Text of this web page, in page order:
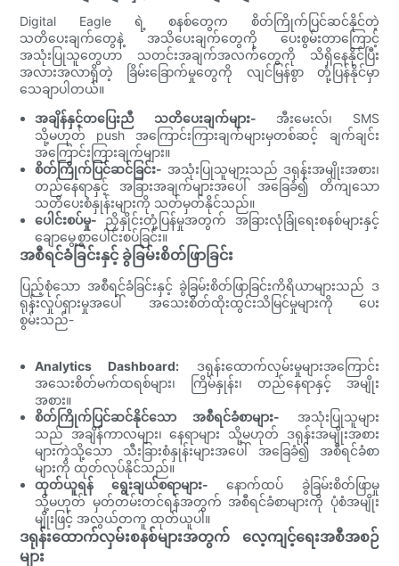
Digital Eagle ရဲ့ စနစ်တွေက စိတ်ကြိုက်ပြင်ဆင်နိုင်တဲ့
သတိပေးချက်တွေနဲ့ အသိပေးချက်တွေကို ပေးစွမ်းတာကြောင့်
အသုံးပြုသူတွေဟာ သတင်းအချက်အလက်တွေကို သိရှိနေနိုင်ပြီး
အလားအလာရှိတဲ့ ခြိမ်းခြောက်မှုတွေကို လျင်မြန်စွာ တုံ့ပြန်နိုင်မှာ
သေချာပါတယ်။
အချိန်နှင့်တပြေးညီ သတိပေးချက်များ- အီးမေးလ်၊ SMS
သို့မဟုတ် push အကြောင်းကြားချက်များမှတစ်ဆင့် ချက်ချင်း
အကြောင်းကြားချက်များ။
စိတ်ကြိုက်ပြင်ဆင်ခြင်း- အသုံးပြုသူများသည် ဒရုန်းအမျိုးအစား၊
တည်နေရာနှင့် အခြားအချက်များအပေါ် အခြေခံ၍ တိကျသော
သတိပေးစံနှုန်းများကို သတ်မှတ်နိုင်သည်။
ပေါင်းစပ်မှု- ညှိနှိုင်းတုံ့ပြန်မှုအတွက် အခြားလုံခြုံရေးစနစ်များနှင့်
ချောမွေ့စွာပေါင်းစပ်ခြင်း။
အစီရင်ခံခြင်းနှင့် ခွဲခြမ်းစိတ်ဖြာခြင်း
ပြည့်စုံသော အစီရင်ခံခြင်းနှင့် ခွဲခြမ်းစိတ်ဖြာခြင်းကိရိယာများသည် ဒ
ရုန်းလှုပ်ရှားမှုအပေါ် အသေးစိတ်ထိုးထွင်းသိမြင်မှုများကို ပေး
စွမ်းသည်-
Analytics Dashboard: ဒရုန်းထောက်လှမ်းမှုများအကြောင်း
အသေးစိတ်မက်ထရစ်များ၊ ကြိမ်နှုန်း၊ တည်နေရာနှင့် အမျိုး
အစား။
စိတ်ကြိုက်ပြင်ဆင်နိုင်သော အစီရင်ခံစာများ- အသုံးပြုသူများ
သည် အချိန်ကာလများ၊ နေရာများ သို့မဟုတ် ဒရုန်းအမျိုးအစား
များကဲ့သို့သော သီးခြားစံနှုန်းများအပေါ် အခြေခံ၍ အစီရင်ခံစာ
များကို ထုတ်လုပ်နိုင်သည်။
ထုတ်ယူရန် ရွေးချယ်စရာများ- နောက်ထပ် ခွဲခြမ်းစိတ်ဖြာမှု
သို့မဟုတ် မှတ်တမ်းတင်ရန်အတွက် အစီရင်ခံစာများကို ပုံစံအမျိုး
မျိုးဖြင့် အလွယ်တကူ ထုတ်ယူပါ။
ဒရုန်းထောက်လှမ်းစနစ်များအတွက် လေ့ကျင့်ရေးအစီအစဉ်
များ